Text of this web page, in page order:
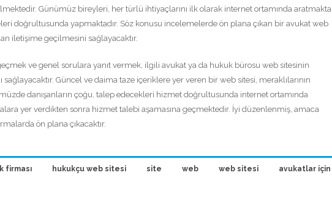
Günümüz bireyleri, her türlü ihtiyaçlarını ilk olarak internet ortamında aratmakta
doğrultusunda yapmaktadır. Söz konusu incelemelerde ön plana çıkan bir avukat web
iletişime geçilmesini sağlayacaktır.
ve genel sorulara yanıt vermek, ilgili avukat ya da hukuk bürosu web sitesinin
Güncel ve daima taze içeriklere yer veren bir web sitesi, meraklılarının
danışanların çoğu, talep edecekleri hizmet doğrultusunda internet ortamında
yer verdikten sonra hizmet talebi aşamasına geçmektedir. İyi düzenlenmiş, amaca
ön plana çıkacaktır.
firması hukukçu web sitesi site web web sitesi avukatlar için